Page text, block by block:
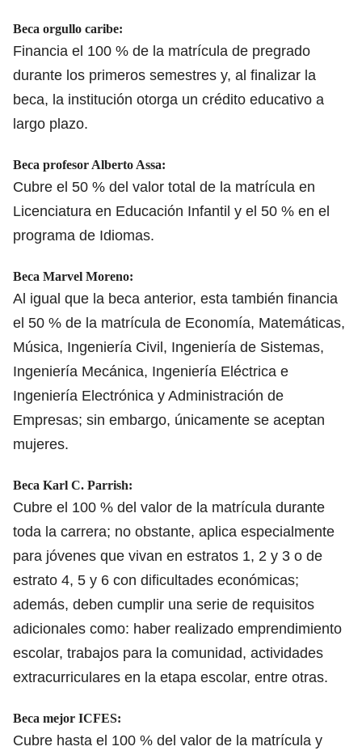
Beca orgullo caribe:
Financia el 100 % de la matrícula de pregrado
durante los primeros semestres y, al finalizar la
beca, la institución otorga un crédito educativo a
largo plazo.
Beca profesor Alberto Assa:
Cubre el 50 % del valor total de la matrícula en
Licenciatura en Educación Infantil y el 50 % en el
programa de Idiomas.
Beca Marvel Moreno:
Al igual que la beca anterior, esta también financia
el 50 % de la matrícula de Economía, Matemáticas,
Música, Ingeniería Civil, Ingeniería de Sistemas,
Ingeniería Mecánica, Ingeniería Eléctrica e
Ingeniería Electrónica y Administración de
Empresas; sin embargo, únicamente se aceptan
mujeres.
Beca Karl C. Parrish:
Cubre el 100 % del valor de la matrícula durante
toda la carrera; no obstante, aplica especialmente
para jóvenes que vivan en estratos 1, 2 y 3 o de
estrato 4, 5 y 6 con dificultades económicas;
además, deben cumplir una serie de requisitos
adicionales como: haber realizado emprendimiento
escolar, trabajos para la comunidad, actividades
extracurriculares en la etapa escolar, entre otras.
Beca mejor ICFES:
Cubre hasta el 100 % del valor de la matrícula y